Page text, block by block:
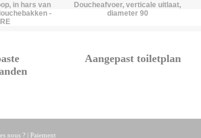
in hars van
-
Doucheafvoer, verticale uitlaat,
diameter 90
Aangepast toiletplan
nous ? | Paiement